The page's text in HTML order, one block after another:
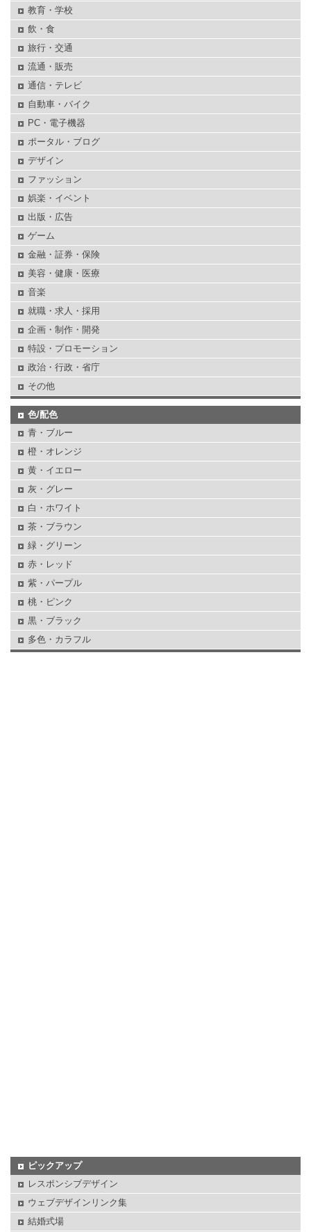
教育・学校
飲・食
旅行・交通
流通・販売
通信・テレビ
自動車・バイク
PC・電子機器
ポータル・ブログ
デザイン
ファッション
娯楽・イベント
出版・広告
ゲーム
金融・証券・保険
美容・健康・医療
音楽
就職・求人・採用
企画・制作・開発
特設・プロモーション
政治・行政・省庁
その他
色/配色
青・ブルー
橙・オレンジ
黄・イエロー
灰・グレー
白・ホワイト
茶・ブラウン
緑・グリーン
赤・レッド
紫・パープル
桃・ピンク
黒・ブラック
多色・カラフル
ピックアップ
レスポンシブデザイン
ウェブデザインリンク集
結婚式場